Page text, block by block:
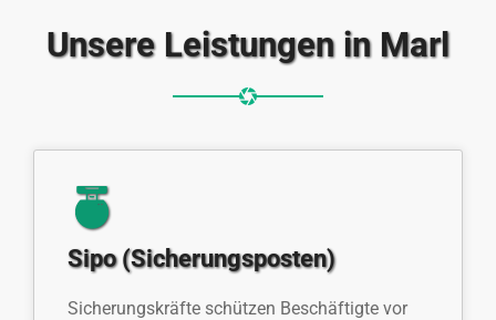
Unsere Leistungen in Marl
Sipo (Sicherungsposten)
Sicherungskräfte schützen Beschäftigte vor